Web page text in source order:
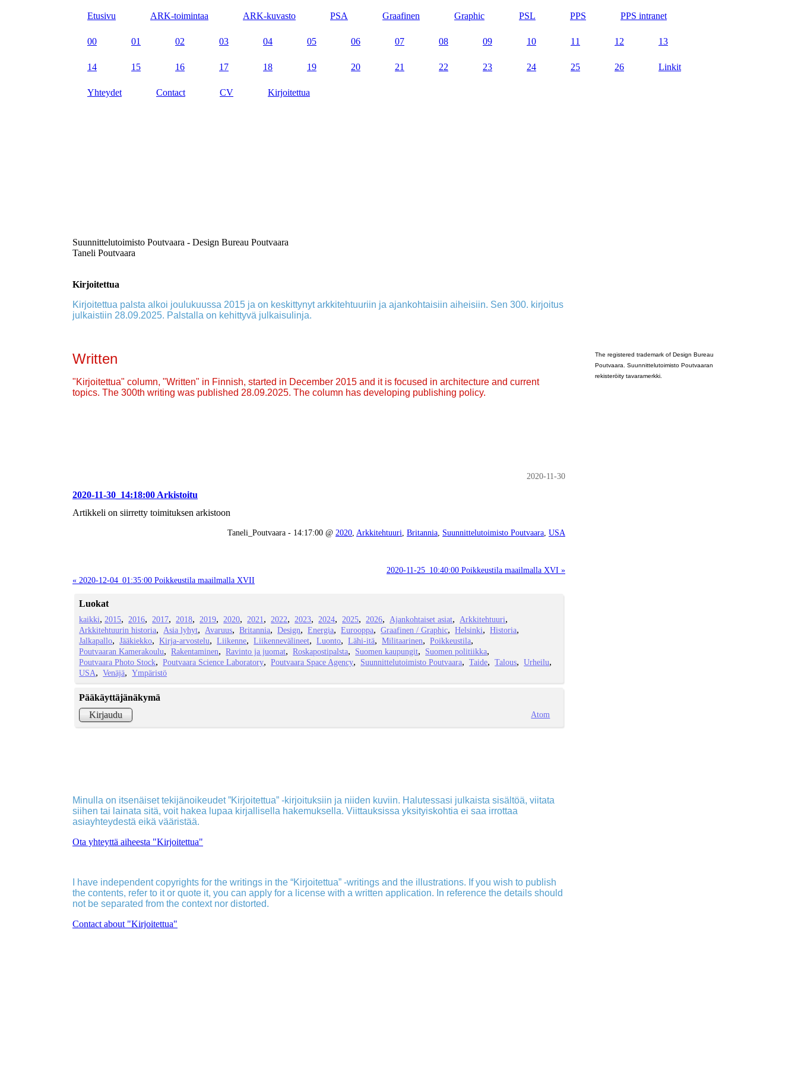
Etusivu ARK-toimintaa ARK-kuvasto PSA Graafinen Graphic PSL PPS PPS intranet
00 01 02 03 04 05 06 07 08 09 10 11 12 13
14 15 16 17 18 19 20 21 22 23 24 25 26 Linkit
Yhteydet Contact CV Kirjoitettua
Suunnittelutoimisto Poutvaara - Design Bureau Poutvaara
Taneli Poutvaara
Kirjoitettua
Kirjoitettua palsta alkoi joulukuussa 2015 ja on keskittynyt arkkitehtuuriin ja ajankohtaisiin aiheisiin. Sen 300. kirjoitus
julkaistiin 28.09.2025. Palstalla on kehittyvä julkaisulinja.
Written
"Kirjoitettua" column, "Written" in Finnish, started in December 2015 and it is focused in architecture and current
topics. The 300th writing was published 28.09.2025. The column has developing publishing policy.
2020-11-30
2020-11-30_14:18:00 Arkistoitu
Artikkeli on siirretty toimituksen arkistoon
Taneli_Poutvaara - 14:17:00 @ 2020 Arkkitehtuuri Britannia Suunnittelutoimisto Poutvaara USA
2020-11-25_10:40:00 Poikkeustila maailmalla XVI »
« 2020-12-04_01:35:00 Poikkeustila maailmalla XVII
Luokat
kaikki 2015 2016 2017 2018 2019 2020 2021 2022 2023 2024 2025 2026 Ajankohtaiset asiat
Arkkitehtuuri
Arkkitehtuurin historia
Asia lyhyt Avaruus Britannia Design Energia Eurooppa Graafinen / Graphic Helsinki
Historia
Jalkapallo
Jääkiekko Kirja-arvostelu Liikenne Liikennevälineet Luonto Lähi-itä Militaarinen
Poikkeustila
Poutvaaran Kamerakoulu
Rakentaminen Ravinto ja juomat Roskapostipalsta Suomen kaupungit
Suomen politiikka
Poutvaara Photo Stock
Poutvaara Science Laboratory Poutvaara Space Agency Suunnittelutoimisto Poutvaara Taide Talous
Urheilu
USA
Venäjä Ympäristö
Pääkäyttäjänäkymä
Kirjaudu
Atom
Minulla on itsenäiset tekijänoikeudet ”Kirjoitettua” -kirjoituksiin ja niiden kuviin. Halutessasi julkaista sisältöä, viitata
siihen tai lainata sitä, voit hakea lupaa kirjallisella hakemuksella. Viittauksissa yksityiskohtia ei saa irrottaa
asiayhteydestä eikä vääristää.
Ota yhteyttä aiheesta "Kirjoitettua"
I have independent copyrights for the writings in the “Kirjoitettua” -writings and the illustrations. If you wish to publish
the contents, refer to it or quote it, you can apply for a license with a written application. In reference the details should
not be separated from the context nor distorted.
Contact about "Kirjoitettua"
The registered trademark of Design Bureau
Poutvaara. Suunnittelutoimisto Poutvaaran
rekisteröity tavaramerkki.